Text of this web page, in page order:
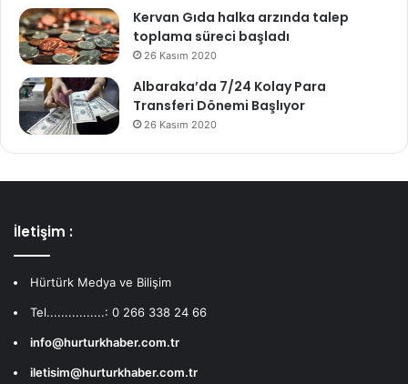
Kervan Gıda halka arzında talep
toplama süreci başladı
26 Kasım 2020
Albaraka’da 7/24 Kolay Para
Transferi Dönemi Başlıyor
26 Kasım 2020
İletişim :
Hürtürk Medya ve Bilişim
Tel................: 0 266 338 24 66
info@hurturkhaber.com.tr
iletisim@hurturkhaber.com.tr